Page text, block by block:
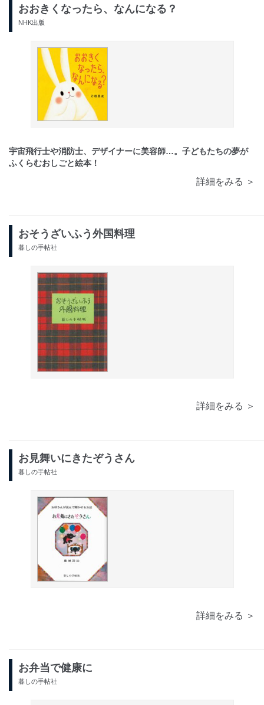
おおきくなったら、なんになる？
NHK出版
宇宙飛行士や消防士、デザイナーに美容師…。子どもたちの夢が
ふくらむおしごと絵本！
詳細をみる ＞
おそうざいふう外国料理
暮しの手帖社
詳細をみる ＞
お見舞いにきたぞうさん
暮しの手帖社
詳細をみる ＞
お弁当で健康に
暮しの手帖社